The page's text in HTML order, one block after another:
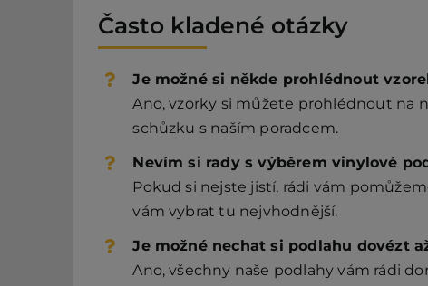
Často kladené otázky
Je možné si někde prohlédnout
Ano, vzorky si můžete prohlédnout na
schůzku s naším poradcem.
Nevím si rady s výběrem vinylové
Pokud si nejste jistí, rádi vám
vám vybrat tu nejvhodnější.
Je možné nechat si podlahu dovézt
Ano, všechny naše podlahy vám rádi